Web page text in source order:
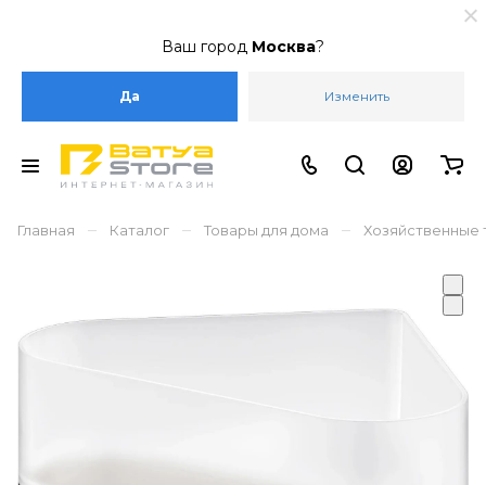
Ваш город Москва?
Да Изменить
Главная – Каталог – Товары для дома – Хозяйственные